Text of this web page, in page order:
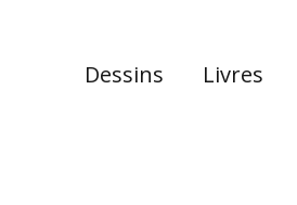
Dessins Livres